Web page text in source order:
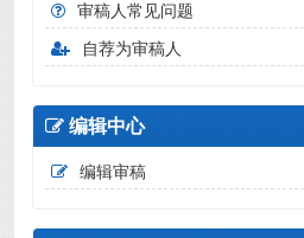
审稿人常见问题
自荐为审稿人
编辑中心
编辑审稿